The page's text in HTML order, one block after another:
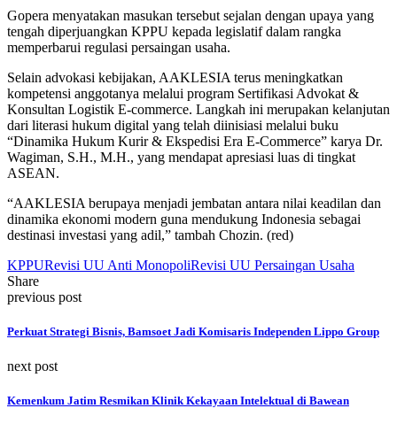
Gopera menyatakan masukan tersebut sejalan dengan upaya yang
tengah diperjuangkan KPPU kepada legislatif dalam rangka
memperbarui regulasi persaingan usaha.
Selain advokasi kebijakan, AAKLESIA terus meningkatkan
kompetensi anggotanya melalui program Sertifikasi Advokat &
Konsultan Logistik E-commerce. Langkah ini merupakan kelanjutan
dari literasi hukum digital yang telah diinisiasi melalui buku
“Dinamika Hukum Kurir & Ekspedisi Era E-Commerce” karya Dr.
Wagiman, S.H., M.H., yang mendapat apresiasi luas di tingkat
ASEAN.
“AAKLESIA berupaya menjadi jembatan antara nilai keadilan dan
dinamika ekonomi modern guna mendukung Indonesia sebagai
destinasi investasi yang adil,” tambah Chozin. (red)
KPPURevisi UU Anti MonopoliRevisi UU Persaingan Usaha
Share
previous post
Perkuat Strategi Bisnis, Bamsoet Jadi Komisaris Independen Lippo Group
next post
Kemenkum Jatim Resmikan Klinik Kekayaan Intelektual di Bawean